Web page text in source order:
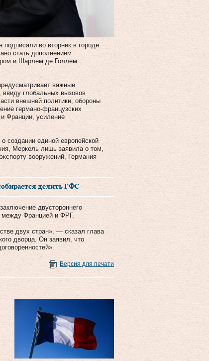
во вторник в городе
стать дополнением
и Шарлем де Голлем.
важные
глобальных вызовов
внешней политики, обороны
германо-французских
Франции, усиление
создании единой европейской
Меркель лишь заявила о том,
вооружений, Германия
делить ГФС
двустороннего
между Францией и ФРГ.
двух стран», — сказал глава
дворца. Он заявил, что
Версия для печати